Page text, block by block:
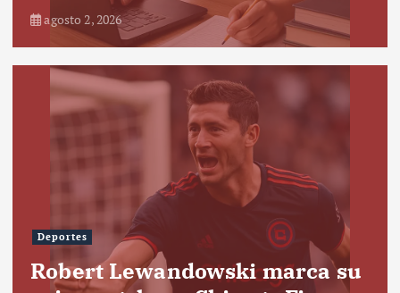
agosto 2, 2026
Deportes
Robert Lewandowski marca su